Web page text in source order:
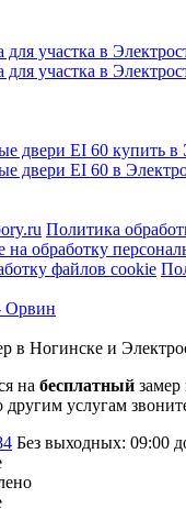
участка в
для участка в
двери EI 60 купить в
двери EI 60 в
Политика
на обработку
файлов cookie
Орвин
в Ногинске и
на бесплатный
другим услугам
Без выходных: 09:00